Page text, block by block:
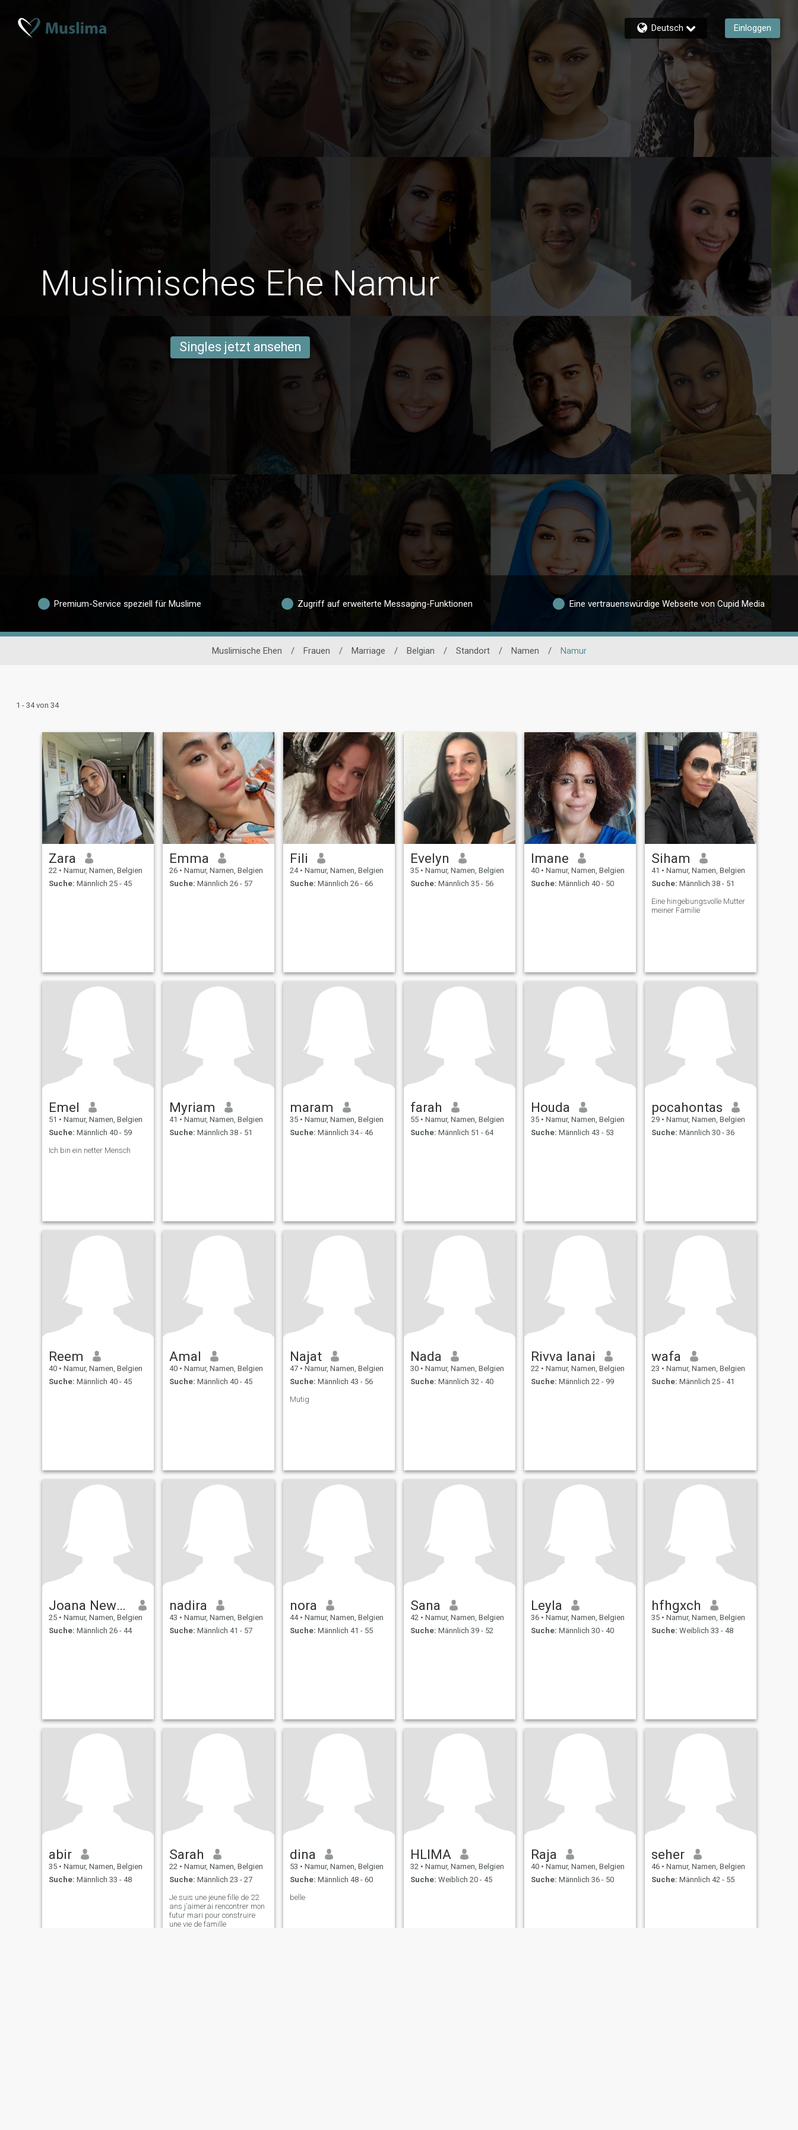
Deutsch Einloggen
Muslimisches Ehe Namur
Singles jetzt ansehen
Premium-Service speziell für Muslime Zugriff auf erweiterte Messaging-Funktionen Eine vertrauenswürdige Webseite von Cupid Media
Muslimische Ehen / Frauen / Marriage / Belgian / Standort / Namen / Namur
1 - 34 von 34
Zara
22 • Namur, Namen, Belgien
Suche: Männlich 25 - 45
Emma
26 • Namur, Namen, Belgien
Suche: Männlich 26 - 57
Fili
24 • Namur, Namen, Belgien
Suche: Männlich 26 - 66
Evelyn
35 • Namur, Namen, Belgien
Suche: Männlich 35 - 56
Imane
40 • Namur, Namen, Belgien
Suche: Männlich 40 - 50
Siham
41 • Namur, Namen, Belgien
Suche: Männlich 38 - 51
Eine hingebungsvolle Mutter
meiner Familie
Emel
51 • Namur, Namen, Belgien
Suche: Männlich 40 - 59
Ich bin ein netter Mensch
Myriam
41 • Namur, Namen, Belgien
Suche: Männlich 38 - 51
maram
35 • Namur, Namen, Belgien
Suche: Männlich 34 - 46
farah
55 • Namur, Namen, Belgien
Suche: Männlich 51 - 64
Houda
35 • Namur, Namen, Belgien
Suche: Männlich 43 - 53
pocahontas
29 • Namur, Namen, Belgien
Suche: Männlich 30 - 36
Reem
40 • Namur, Namen, Belgien
Suche: Männlich 40 - 45
Amal
40 • Namur, Namen, Belgien
Suche: Männlich 40 - 45
Najat
47 • Namur, Namen, Belgien
Suche: Männlich 43 - 56
Mutig
Nada
30 • Namur, Namen, Belgien
Suche: Männlich 32 - 40
Rivva lanai
22 • Namur, Namen, Belgien
Suche: Männlich 22 - 99
wafa
23 • Namur, Namen, Belgien
Suche: Männlich 25 - 41
Joana Newman
25 • Namur, Namen, Belgien
Suche: Männlich 26 - 44
nadira
43 • Namur, Namen, Belgien
Suche: Männlich 41 - 57
nora
44 • Namur, Namen, Belgien
Suche: Männlich 41 - 55
Sana
42 • Namur, Namen, Belgien
Suche: Männlich 39 - 52
Leyla
36 • Namur, Namen, Belgien
Suche: Männlich 30 - 40
hfhgxch
35 • Namur, Namen, Belgien
Suche: Weiblich 33 - 48
abir
35 • Namur, Namen, Belgien
Suche: Männlich 33 - 48
Sarah
22 • Namur, Namen, Belgien
Suche: Männlich 23 - 27
Je suis une jeune fille de 22
ans j’aimerai rencontrer mon
futur mari pour construire
une vie de famille
dina
53 • Namur, Namen, Belgien
Suche: Männlich 48 - 60
belle
HLIMA
32 • Namur, Namen, Belgien
Suche: Weiblich 20 - 45
Raja
40 • Namur, Namen, Belgien
Suche: Männlich 36 - 50
seher
46 • Namur, Namen, Belgien
Suche: Männlich 42 - 55